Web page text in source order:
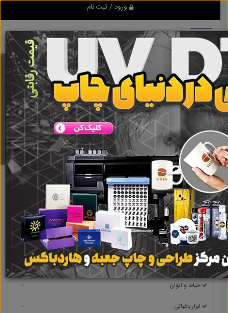
ورود / ثبت نام
برنامه اندروید ابزاریراق
مرجع نیازمندیهای ابزار و یراق آلات عمومی و صنعتی
دانلود
مربوط به خانه ساختمان و حیاط
سرویس بهداشتی و سونا 0
سیستم گرمایشی سرمایشی و گاز 0
آشپزخانه 0
حیاط و ایوان 0
ابزار باغبانی 0